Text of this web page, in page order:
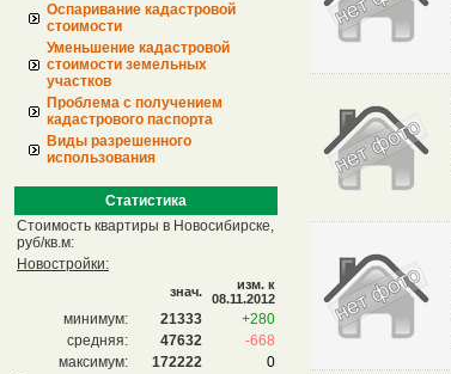
Оспаривание кадастровой
стоимости
Уменьшение кадастровой
стоимости земельных
участков
Проблема с получением
кадастрового паспорта
Виды разрешенного
использования
Статистика
Стоимость квартиры в Новосибирске,
руб/кв.м:
Новостройки:
знач.
изм. к
08.11.2012
минимум: 21333
+280
средняя:
47632
-668
максимум:
172222
0